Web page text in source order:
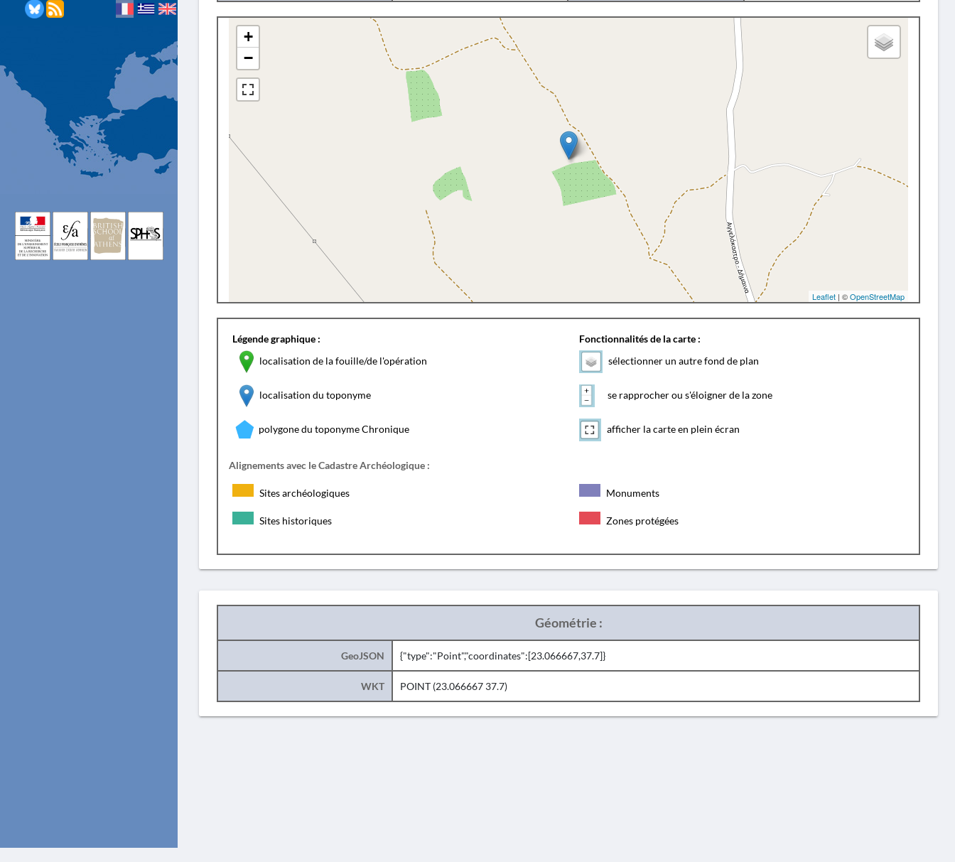
+
−
Leaflet | ©OpenStreetMap
Légende graphique :
localisation de la fouille/de l'opération
localisation du toponyme
polygone du toponyme Chronique
Fonctionnalités de la carte :
sélectionner un autre fond de plan
se rapprocher ou s'éloigner de la zone
afficher la carte en plein écran
Alignements avec le Cadastre Archéologique :
Sites archéologiques Monuments
Sites historiques Zones protégées
Géométrie :
GeoJSON {"type":"Point","coordinates":[23.066667,37.7]}
WKT POINT (23.066667 37.7)